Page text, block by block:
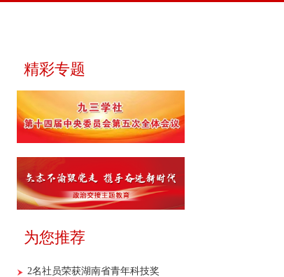
精彩专题
为您推荐
2名社员荣获湖南省青年科技奖